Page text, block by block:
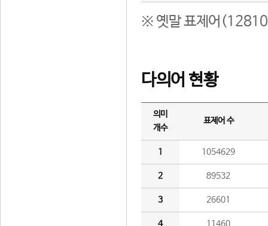
※ 옛말 표제어(12810
다의어 현황
의미
개수
표제어 수
1 1054629
2 89532
3 26601
4 11460